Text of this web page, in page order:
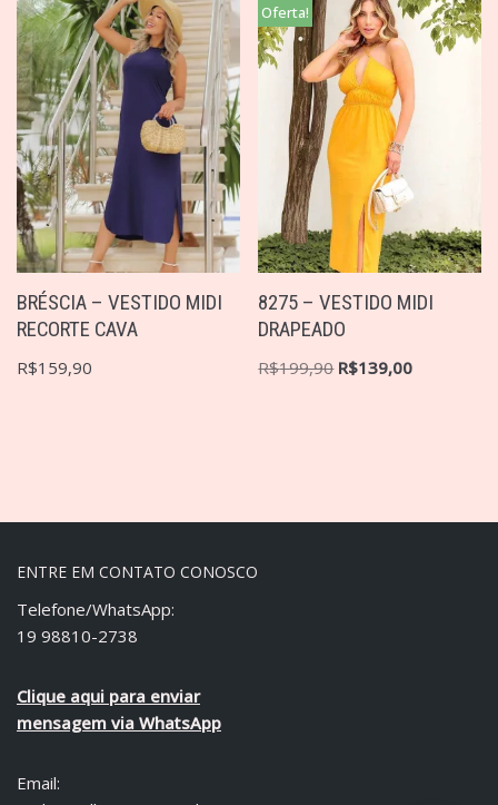
BRÉSCIA – VESTIDO MIDI
RECORTE CAVA
R$159,90
Oferta!
8275 – VESTIDO MIDI
DRAPEADO
R$199,90 R$139,00
ENTRE EM CONTATO CONOSCO
Telefone/WhatsApp:
19 98810-2738
Clique aqui para enviar
mensagem via WhatsApp
Email: